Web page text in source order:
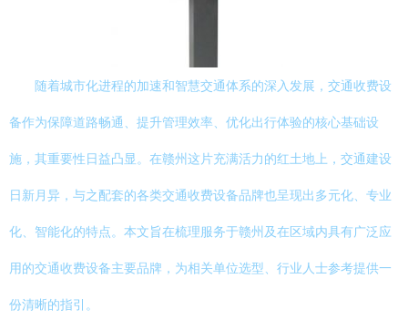
随着城市化进程的加速和智慧交通体系的深入发展，交通收费设
备作为保障道路畅通、提升管理效率、优化出行体验的核心基础设
施，其重要性日益凸显。在赣州这片充满活力的红土地上，交通建设
日新月异，与之配套的各类交通收费设备品牌也呈现出多元化、专业
化、智能化的特点。本文旨在梳理服务于赣州及在区域内具有广泛应
用的交通收费设备主要品牌，为相关单位选型、行业人士参考提供一
份清晰的指引。